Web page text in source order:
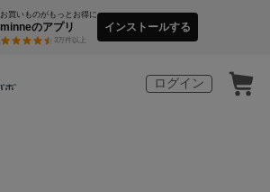
お買いものがもっとお得に
minneのアプリ
3万件以上
インストールする
ログイン